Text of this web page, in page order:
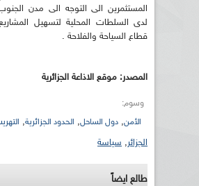
المستثمرين الى التوجه الى مدن
لدى السلطات المحلية لتسهيل
قطاع السياحة والفلاحة .
المصدر: موقع الاذاعة الجزائرية
وسوم:
الأمن, دول الساحل, الحدود الجزائرية,
الجزائر, سياسة
طالع ايضاً